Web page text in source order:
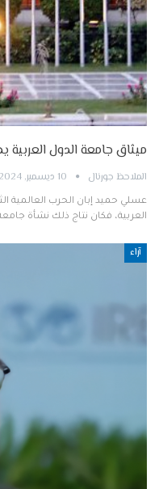
ميثاق جامعة الدول العربية
الملاحظ جورنال 10 ديسمبر, 2024
عسلي حميد إبان الحرب العالمية
العربية، فكان نتاج ذلك نشأة
آراء